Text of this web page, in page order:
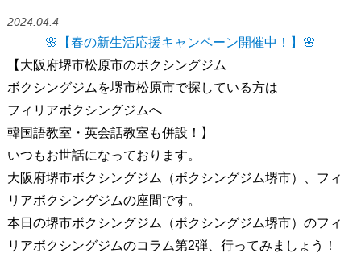
2024.04.4
🌸【春の新生活応援キャンペーン開催中！】🌸
【大阪府堺市松原市のボクシングジム
ボクシングジムを堺市松原市で探している方は
フィリアボクシングジムへ
韓国語教室・英会話教室も併設！】
いつもお世話になっております。
大阪府堺市ボクシングジム（ボクシングジム堺市）、フィ
リアボクシングジムの座間です。
本日の堺市ボクシングジム（ボクシングジム堺市）のフィ
リアボクシングジムのコラム第2弾、行ってみましょう！